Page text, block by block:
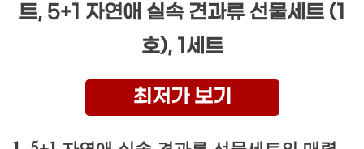
트, 5+1 자연애 실속 견과류 선물세트 (1
호), 1세트
최저가 보기